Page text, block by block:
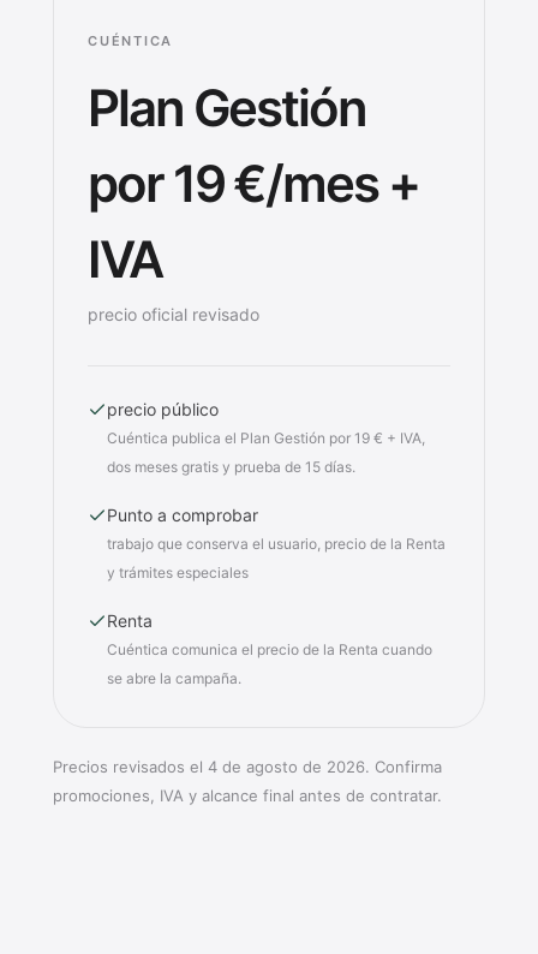
CUÉNTICA
Plan Gestión
por 19 €/mes +
IVA
precio oficial revisado
precio público
Cuéntica publica el Plan Gestión por 19 € + IVA,
dos meses gratis y prueba de 15 días.
Punto a comprobar
trabajo que conserva el usuario, precio de la Renta
y trámites especiales
Renta
Cuéntica comunica el precio de la Renta cuando
se abre la campaña.
Precios revisados el 4 de agosto de 2026. Confirma
promociones, IVA y alcance final antes de contratar.